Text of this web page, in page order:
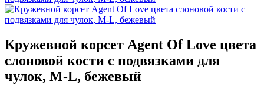
Кружевной корсет Agent Of Love цвета
слоновой кости с подвязками для
чулок, M-L, бежевый